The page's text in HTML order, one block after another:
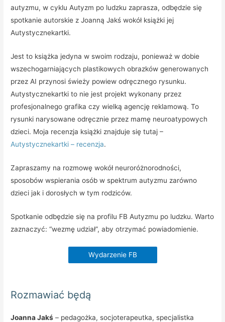
autyzmu, w cyklu Autyzm po ludzku zaprasza, odbędzie się
spotkanie autorskie z Joanną Jakś wokół książki jej
Autystycznekartki.
Jest to książka jedyna w swoim rodzaju, ponieważ w dobie
wszechogarniających plastikowych obrazków generowanych
przez AI przynosi świeży powiew odręcznego rysunku.
Autystycznekartki to nie jest projekt wykonany przez
profesjonalnego grafika czy wielką agencję reklamową. To
rysunki narysowane odręcznie przez mamę neuroatypowych
dzieci. Moja recenzja książki znajduje się tutaj –
Autystycznekartki – recenzja.
Zapraszamy na rozmowę wokół neuroróżnorodności,
sposobów wspierania osób w spektrum autyzmu zarówno
dzieci jak i dorosłych w tym rodziców.
Spotkanie odbędzie się na profilu FB Autyzmu po ludzku. Warto
zaznaczyć: “wezmę udział”, aby otrzymać powiadomienie.
Wydarzenie FB
Rozmawiać będą
Joanna Jakś – pedagożka, socjoterapeutka, specjalistka